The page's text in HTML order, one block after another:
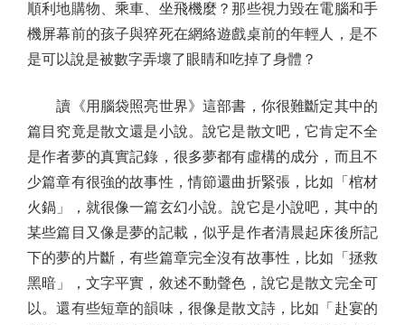
順利地購物、乘車、坐飛機麼？那些視力毀在電腦和手
機屏幕前的孩子與猝死在網絡遊戲桌前的年輕人，是不
是可以說是被數字弄壞了眼睛和吃掉了身體？
讀《用腦袋照亮世界》這部書，你很難斷定其中的
篇目究竟是散文還是小說。說它是散文吧，它肯定不全
是作者夢的真實記錄，很多夢都有虛構的成分，而且不
少篇章有很強的故事性，情節還曲折緊張，比如「棺材
火鍋」，就很像一篇玄幻小說。說它是小說吧，其中的
某些篇目又像是夢的記載，似乎是作者清晨起床後所記
下的夢的片斷，有些篇章完全沒有故事性，比如「拯救
黑暗」，文字平實，敘述不動聲色，說它是散文完全可
以。還有些短章的韻味，很像是散文詩，比如「赴宴的